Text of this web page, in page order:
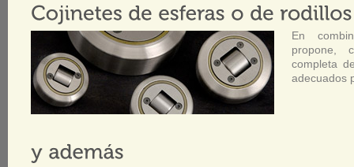
En
propone,
completa
adecuados